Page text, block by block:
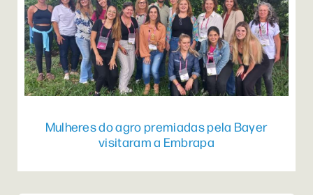
Mulheres do agro premiadas pela Bayer
visitaram a Embrapa